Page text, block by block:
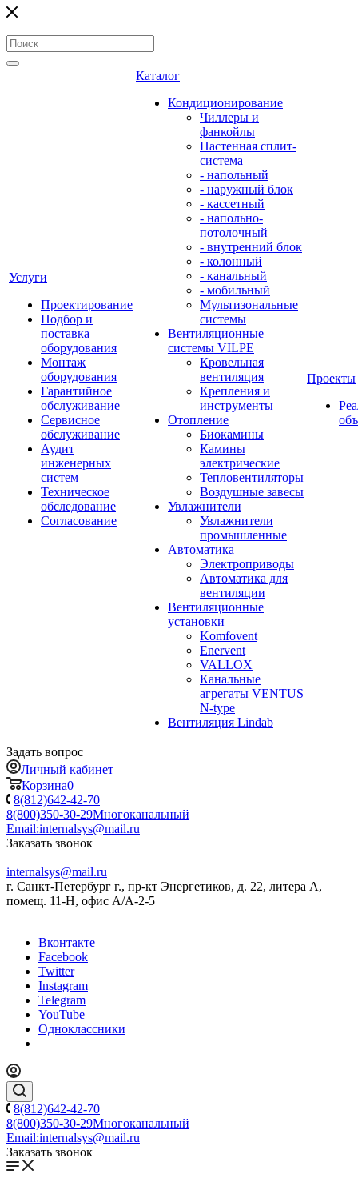
Услуги
Проектирование
Подбор и
поставка
оборудования
Монтаж
оборудования
Гарантийное
обслуживание
Сервисное
обслуживание
Аудит
инженерных
систем
Техническое
обследование
Согласование
Каталог
Кондиционирование
Чиллеры и
фанкойлы
Настенная сплит-
система
- напольный
- наружный блок
- кассетный
- напольно-
потолочный
- внутренний блок
- колонный
- канальный
- мобильный
Мультизональные
системы
Вентиляционные
системы VILPE
Кровельная
вентиляция
Крепления и
инструменты
Отопление
Биокамины
Камины
электрические
Тепловентиляторы
Воздушные завесы
Увлажнители
Увлажнители
промышленные
Автоматика
Электроприводы
Автоматика для
вентиляции
Вентиляционные
установки
Komfovent
Enervent
VALLOX
Канальные
агрегаты VENTUS
N-type
Вентиляция Lindab
Проекты
Задать вопрос
Личный кабинет
Корзина0
8(812)642-42-70
8(800)350-30-29Многоканальный
Email:internalsys@mail.ru
Заказать звонок
internalsys@mail.ru
г. Санкт-Петербург г., пр-кт Энергетиков, д. 22, литера А,
помещ. 11-Н, офис А/А-2-5
Вконтакте
Facebook
Twitter
Instagram
Telegram
YouTube
Одноклассники
8(812)642-42-70
8(800)350-30-29Многоканальный
Email:internalsys@mail.ru
Заказать звонок